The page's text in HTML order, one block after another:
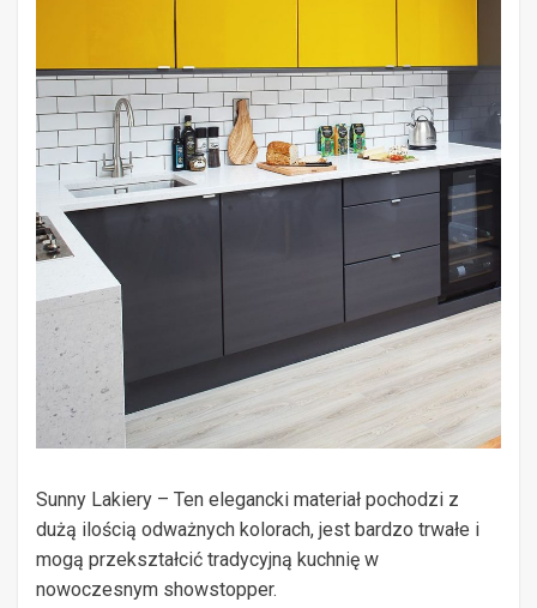
Sunny Lakiery – Ten elegancki materiał pochodzi z
dużą ilością odważnych kolorach, jest bardzo trwałe i
mogą przekształcić tradycyjną kuchnię w
nowoczesnym showstopper.